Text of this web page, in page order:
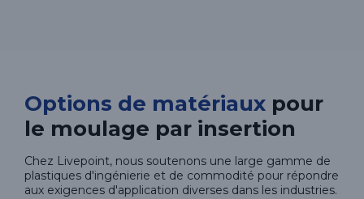
Options de matériaux pour
le moulage par insertion
Chez Livepoint, nous soutenons une large gamme de
plastiques d'ingénierie et de commodité pour répondre
aux exigences d'application diverses dans les industries.